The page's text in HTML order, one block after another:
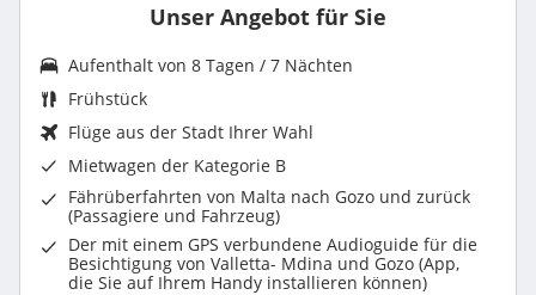
Unser Angebot für Sie
Aufenthalt von 8 Tagen / 7 Nächten
Frühstück
Flüge aus der Stadt Ihrer Wahl
Mietwagen der Kategorie B
Fährüberfahrten von Malta nach Gozo und zurück
(Passagiere und Fahrzeug)
Der mit einem GPS verbundene Audioguide für die
Besichtigung von Valletta- Mdina und Gozo (App,
die Sie auf Ihrem Handy installieren können)